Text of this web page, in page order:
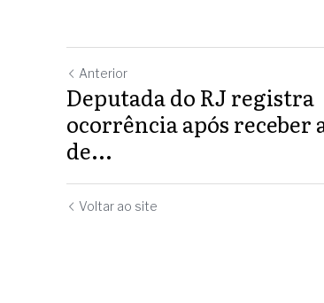
Anterior
Deputada do RJ registra
ocorrência após receber
de...
Voltar ao site